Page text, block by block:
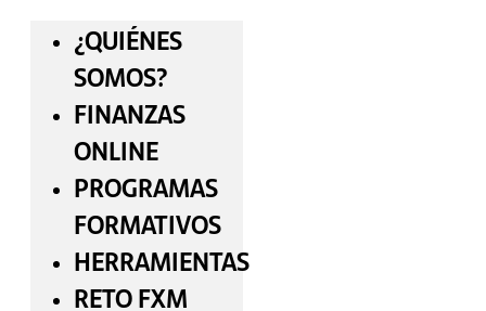
¿QUIÉNES
SOMOS?
FINANZAS
ONLINE
PROGRAMAS
FORMATIVOS
HERRAMIENTAS
RETO FXM